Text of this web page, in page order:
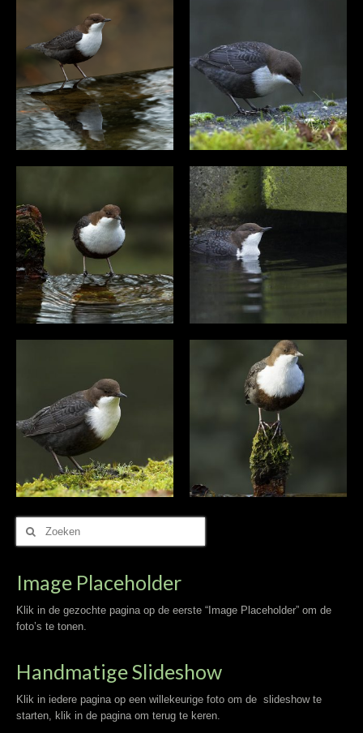
Zoek
naar:
Image Placeholder
Klik in de gezochte pagina op de eerste “Image Placeholder” om de
foto’s te tonen.
Handmatige Slideshow
Klik in iedere pagina op een willekeurige foto om de slideshow te
starten, klik in de pagina om terug te keren.